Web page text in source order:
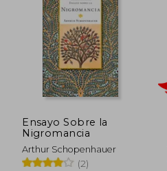
45% $ 192.810
Ensayo Sobre la
Nigromancia
Arthur Schopenhauer
(2)